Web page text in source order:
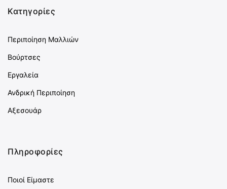
Κατηγορίες
Περιποίηση Μαλλιών
Βούρτσες
Εργαλεία
Ανδρική Περιποίηση
Αξεσουάρ
Πληροφορίες
Ποιοί Είμαστε